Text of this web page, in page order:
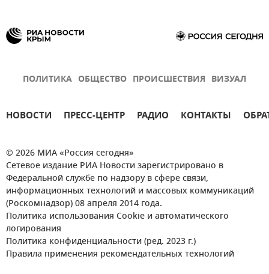
ПОЛИТИКА ОБЩЕСТВО ПРОИСШЕСТВИЯ ВИЗУАЛ
НОВОСТИ ПРЕСС-ЦЕНТР РАДИО КОНТАКТЫ
© 2026 МИА «Россия сегодня»
Сетевое издание РИА Новости зарегистрировано в
Федеральной службе по надзору в сфере связи,
информационных технологий и массовых коммуникаций
(Роскомнадзор) 08 апреля 2014 года.
Политика использования Cookie и автоматического
логирования
Политика конфиденциальности (ред. 2023 г.)
Правила применения рекомендательных технологий